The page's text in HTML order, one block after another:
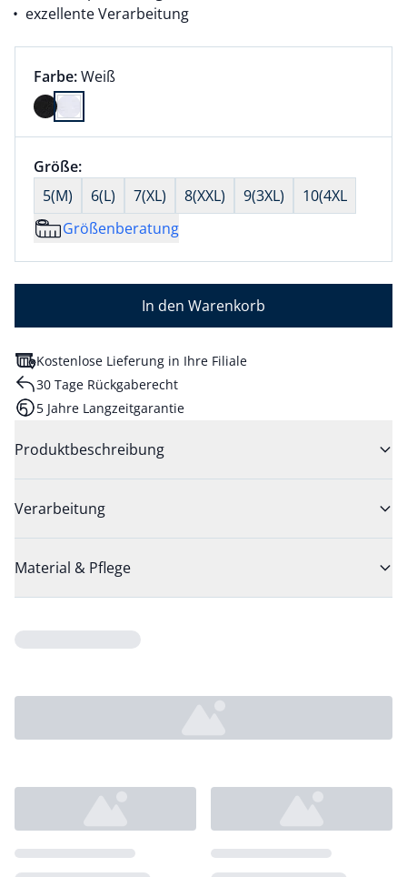
exzellente Verarbeitung
Farbauswahl:
Farbe:aktuell ausgewählt:
Weiß
Farbe Weiß ausgewählt
Größenauswahl:
Größe:nichts ausgewählt
5(M)
6(L) 7(XL) 8(XXL) 9(3XL)
10(4XL
Größenberatung
In den Warenkorb
Kostenlose Lieferung in Ihre Filiale
30 Tage Rückgaberecht
5 Jahre Langzeitgarantie
Produktbeschreibung
Verarbeitung
Material & Pflege